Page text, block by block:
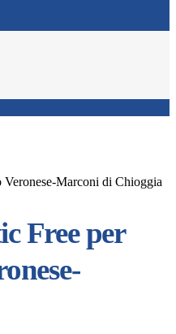
Veronese-Marconi di Chioggia
Free per